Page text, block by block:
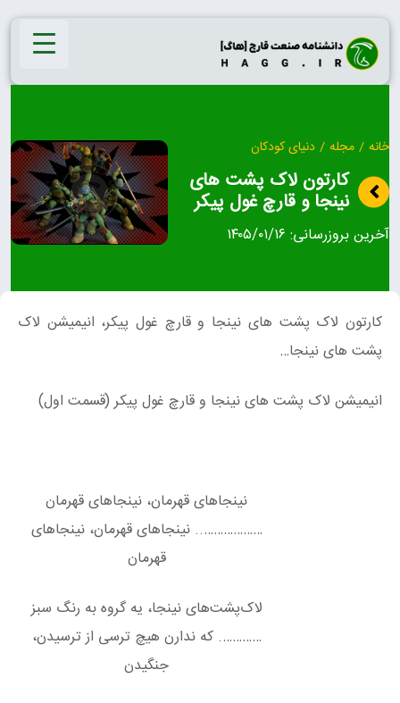
Skip
content
خانه / مجله / دنیای کودکان
کارتون لاک پشت های
نینجا و قارچ غول پیکر
آخرین بروزرسانی: ۱۴۰۵/۰۱/۱۶
کارتون لاک پشت های نینجا و قارچ غول پیکر، انیمیشن لاک
پشت های نینجا…
انیمیشن لاک پشت های نینجا و قارچ غول پیکر (قسمت اول)
نینجاهای قهرمان، نینجاهای قهرمان
……………….. نینجاهای قهرمان، نینجاهای
قهرمان
لاک‌پشت‌های نینجا، یه گروه به رنگ سبز
…………. که ندارن هیچ ترسی از ترسیدن،
جنگیدن